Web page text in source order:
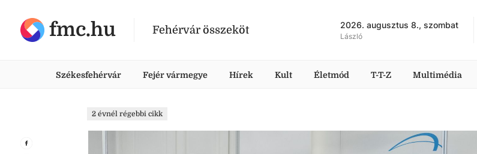
fmc.hu Fehérvár összeköt 2026. augusztus 8., szombat
László
Székesfehérvár Fejér vármegye Hírek Kult Életmód T-T-Z Multimédia
2 évnél régebbi cikk